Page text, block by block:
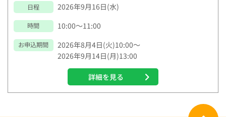
日程 2026年9月16日(水)
時間 10:00～11:00
お申込期間
2026年8月4日(火)10:00～
2026年9月14日(月)13:00
詳細を見る